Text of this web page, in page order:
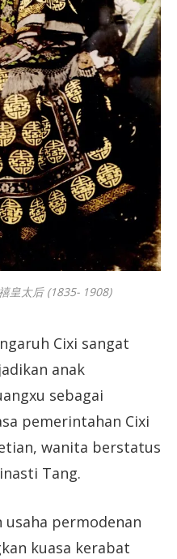
皇太后 (1835- 1908)
Cixi sangat
anak
sebagai
pemerintahan Cixi
wanita berstatus
Tang.
permodenan
kuasa kerabat